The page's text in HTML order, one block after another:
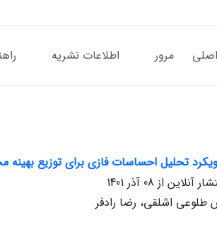
مرور اطلاعات نشریه
تحلیل احساسات فازی برای توزیع بهینه
آنلاین از 08 آذر 1401
طلوعی اشلقی، رضا رادفر